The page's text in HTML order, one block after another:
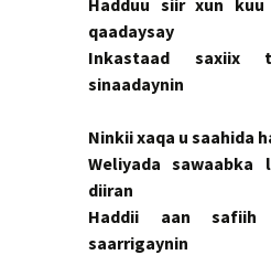
Hadduu siir xun
qaadaysay
Inkastaad saxiix
sinaadaynin
Ninkii xaqa u saahida
Weliyada
diiran
Haddii aan safiih
saarrigaynin